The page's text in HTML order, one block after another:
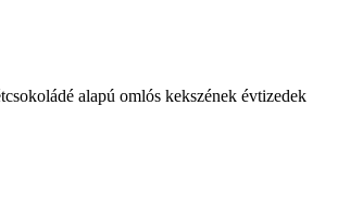
alapú omlós kekszének évtizedek